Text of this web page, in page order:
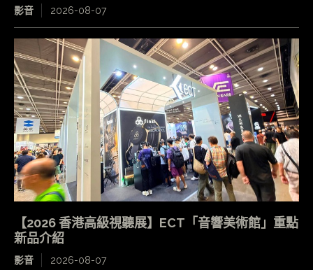
影音 2026-08-07
【2026 香港高級視聽展】ECT「音響美術館」重點
新品介紹
影音 2026-08-07